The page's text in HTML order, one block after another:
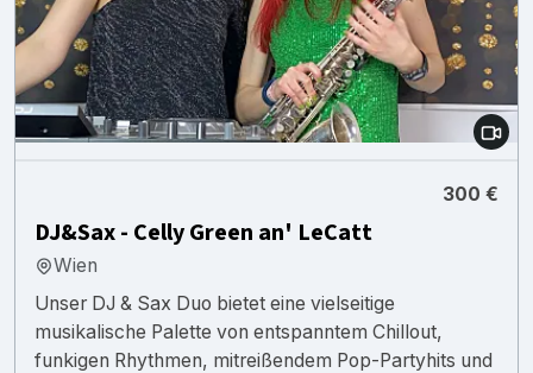
300 €
DJ&Sax - Celly Green an' LeCatt
Wien
Unser DJ & Sax Duo bietet eine vielseitige
musikalische Palette von entspanntem Chillout,
funkigen Rhythmen, mitreißendem Pop-Partyhits und